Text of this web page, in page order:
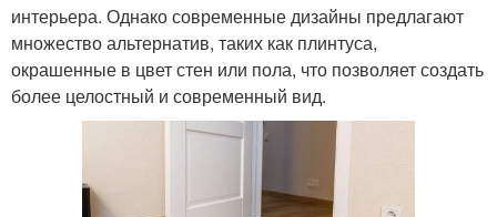
интерьера. Однако современные дизайны предлагают
множество альтернатив, таких как плинтуса,
окрашенные в цвет стен или пола, что позволяет создать
более целостный и современный вид.